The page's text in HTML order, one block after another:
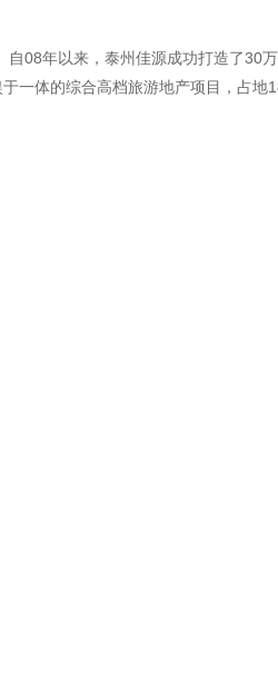
08年以来，泰州佳源成功打造了
一体的综合高档旅游地产项目，占